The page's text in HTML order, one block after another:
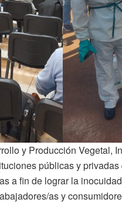
y Producción Vegetal,
públicas y
a fin de lograr la
as y